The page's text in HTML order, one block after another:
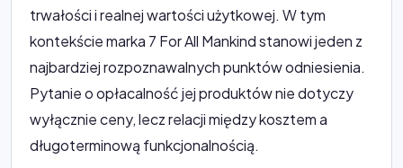
trwałości i realnej wartości użytkowej. W tym
kontekście marka 7 For All Mankind stanowi jeden z
najbardziej rozpoznawalnych punktów odniesienia.
Pytanie o opłacalność jej produktów nie dotyczy
wyłącznie ceny, lecz relacji między kosztem a
długoterminową funkcjonalnością.